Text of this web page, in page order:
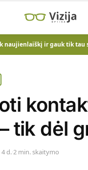
naujienlaiškį ir gauk tik tau
tik dėl
d.·2 min. skaitymo